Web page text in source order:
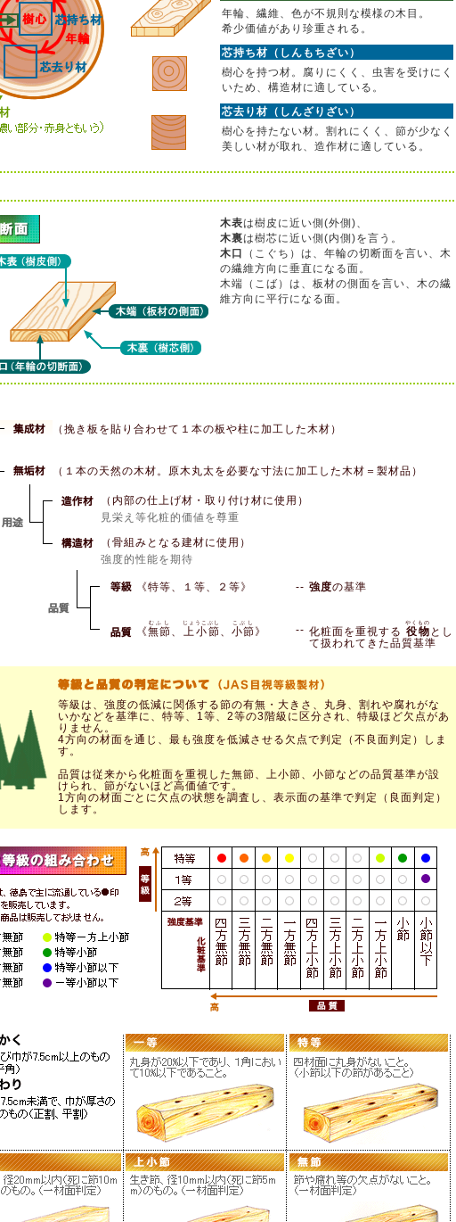
年輪、繊維、色が不規則な模様の木目。
希少価値があり珍重される。
芯持ち材（しんもちざい）
樹心を持つ材。腐りにくく、虫害を受けにく
いため、構造材に適している。
芯去り材（しんざりざい）
樹心を持たない材。割れにくく、節が少なく
美しい材が取れ、造作材に適している。
木表は樹皮に近い側(外側)、
木裏は樹芯に近い側(内側)を言う。
木口
（こぐち）は、年輪の切断面を言い、木
の繊維方向に垂直になる面。
木端（こば）は、板材の側面を言い、木の繊
維方向に平行になる面。
（挽き板を貼り合わせて１本の板や柱に加工した木材）
（１本の天然の木材。原木丸太を必要な寸法に加工した木材＝製材品）
（内部の仕上げ材・取り付け材に使用）
見栄え等化粧的価値を尊重
（骨組みとなる建材に使用）
強度的性能を期待
《特等、１等、２等》 -- 強度の基準
《無節
むふし
上小節
じょうこぶし
小節
こぶし
》 -- 化粧面を重視する 役物
やくもの
とし
て扱われてきた品質基準
等級は、強度の低減に関係する節の有無・大きさ、丸身、割れや腐れがな
いかなどを基準に、特等、1等、2等の3階級に区分され、特級ほど欠点があ
りません。
4方向の材面を通じ、最も強度を低減させる欠点で判定（不良面判定）しま
す。
品質は従来から化粧面を重視した無節、上小節、小節などの品質基準が設
けられ、節がないほど高価値です。
1方向の材面ごとに欠点の状態を調査し、表示面の基準で判定（良面判定）
します。